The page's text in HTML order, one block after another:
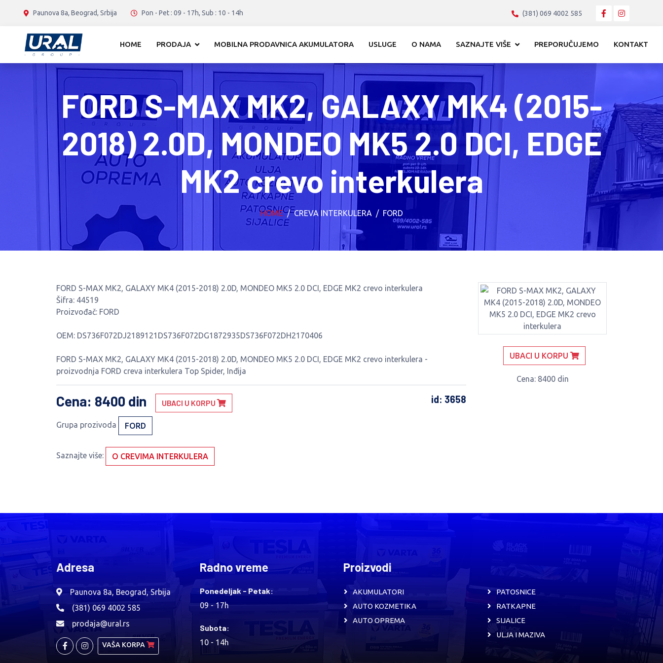
Paunova 8a, Beograd, Srbija Pon - Pet : 09 - 17h, Sub : 10 - 14h (381) 069 4002 585
HOME PRODAJA MOBILNA PRODAVNICA AKUMULATORA USLUGE O NAMA SAZNAJTE VIŠE PREPORUČUJEMO KONTAKT
FORD S-MAX MK2, GALAXY MK4 (2015-
2018) 2.0D, MONDEO MK5 2.0 DCI, EDGE
MK2 crevo interkulera
HOME CREVA INTERKULERA FORD
FORD S-MAX MK2, GALAXY MK4 (2015-2018) 2.0D, MONDEO MK5 2.0 DCI, EDGE MK2 crevo interkulera
Šifra: 44519
Proizvođač: FORD
OEM: DS736F072DJ2189121DS736F072DG1872935DS736F072DH2170406
FORD S-MAX MK2, GALAXY MK4 (2015-2018) 2.0D, MONDEO MK5 2.0 DCI, EDGE MK2 crevo interkulera -
proizvodnja FORD creva interkulera Top Spider, Inđija
Cena: 8400 din id: 3658
UBACI U KORPU
Grupa prozivoda FORD
UBACI U KORPU
Cena: 8400 din
Saznajte više: O CREVIMA INTERKULERA
Adresa
Paunova 8a, Beograd, Srbija
(381) 069 4002 585
prodaja@ural.rs
VAŠA KORPA
Radno vreme
Ponedeljak - Petak:
09 - 17h
Subota:
10 - 14h
Proizvodi
AKUMULATORI
AUTO KOZMETIKA
AUTO OPREMA
PATOSNICE
RATKAPNE
SIJALICE
ULJA I MAZIVA